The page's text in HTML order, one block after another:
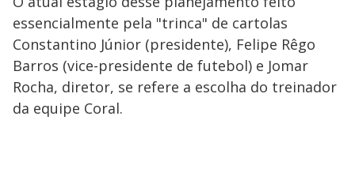
essencialmente pela "trinca" de cartolas
Constantino Júnior (presidente), Felipe Rêgo
Barros (vice-presidente de futebol) e Jomar
Rocha, diretor, se refere a escolha do treinador
da equipe Coral.